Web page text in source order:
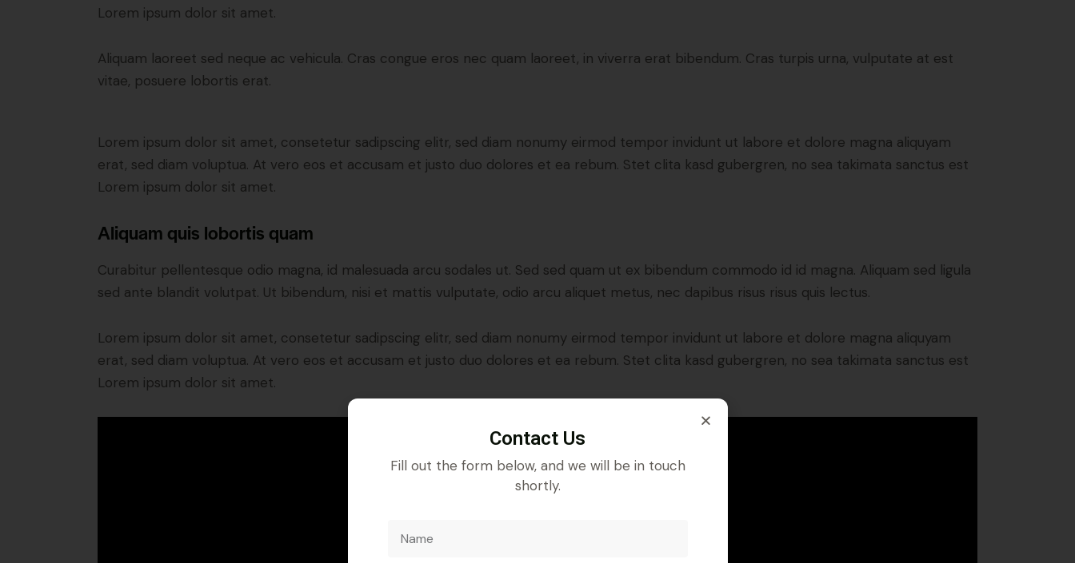
Lorem ipsum dolor sit amet.
Aliquam laoreet sed neque ac vehicula. Cras congue eros nec quam laoreet, in viverra erat bibendum. Cras turpis urna, vulputate at est
vitae, posuere lobortis erat.
Lorem ipsum dolor sit amet, consetetur sadipscing elitr, sed diam nonumy eirmod tempor invidunt ut labore et dolore magna aliquyam
erat, sed diam voluptua. At vero eos et accusam et justo duo dolores et ea rebum. Stet clita kasd gubergren, no sea takimata sanctus est
Lorem ipsum dolor sit amet.
Aliquam quis lobortis quam
Curabitur pellentesque odio magna, id malesuada arcu sodales ut. Sed sed quam ut ex bibendum commodo id id magna. Aliquam sed ligula
sed ante blandit volutpat. Ut bibendum, nisi et mattis vulputate, odio arcu aliquet metus, nec dapibus risus risus quis lectus.
Lorem ipsum dolor sit amet, consetetur sadipscing elitr, sed diam nonumy eirmod tempor invidunt ut labore et dolore magna aliquyam
erat, sed diam voluptua. At vero eos et accusam et justo duo dolores et ea rebum. Stet clita kasd gubergren, no sea takimata sanctus est
Lorem ipsum dolor sit amet.
Contact Us
Fill out the form below, and we will be in touch
shortly.